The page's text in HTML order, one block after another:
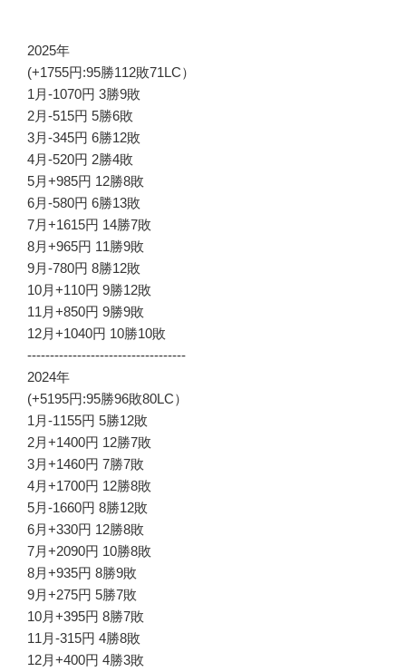
2025年
(+1755円:95勝112敗71LC）
1月-1070円 3勝9敗
2月-515円 5勝6敗
3月-345円 6勝12敗
4月-520円 2勝4敗
5月+985円 12勝8敗
6月-580円 6勝13敗
7月+1615円 14勝7敗
8月+965円 11勝9敗
9月-780円 8勝12敗
10月+110円 9勝12敗
11月+850円 9勝9敗
12月+1040円 10勝10敗
-----------------------------------
2024年
(+5195円:95勝96敗80LC）
1月-1155円 5勝12敗
2月+1400円 12勝7敗
3月+1460円 7勝7敗
4月+1700円 12勝8敗
5月-1660円 8勝12敗
6月+330円 12勝8敗
7月+2090円 10勝8敗
8月+935円 8勝9敗
9月+275円 5勝7敗
10月+395円 8勝7敗
11月-315円 4勝8敗
12月+400円 4勝3敗